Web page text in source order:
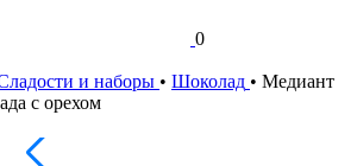
0
и наборы • Шоколад • Медиант
с орехом